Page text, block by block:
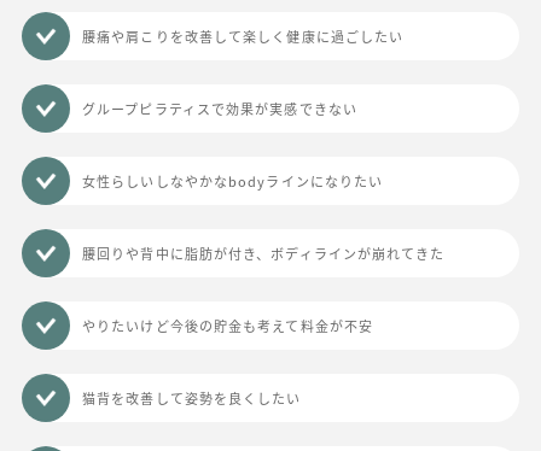
腰痛や肩こりを改善して楽しく健康に過ごしたい
グループピラティスで効果が実感できない
女性らしいしなやかなbodyラインになりたい
腰回りや背中に脂肪が付き、ボディラインが崩れてきた
やりたいけど今後の貯金も考えて料金が不安
猫背を改善して姿勢を良くしたい